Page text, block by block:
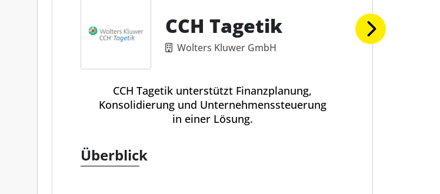
CCH Tagetik
Wolters Kluwer GmbH
CCH Tagetik unterstützt Finanzplanung,
Konsolidierung und Unternehmenssteuerung
in einer Lösung.
Überblick